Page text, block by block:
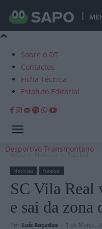
Sobre o DT
Contactos
Ficha Técnica
Estatuto Editorial
Desportivo Transmontano
Início Notícias Futebol
Notícias Futebol
SC Vila Real
e sai da zona
Por Luís Roçadas - 1 de Março,